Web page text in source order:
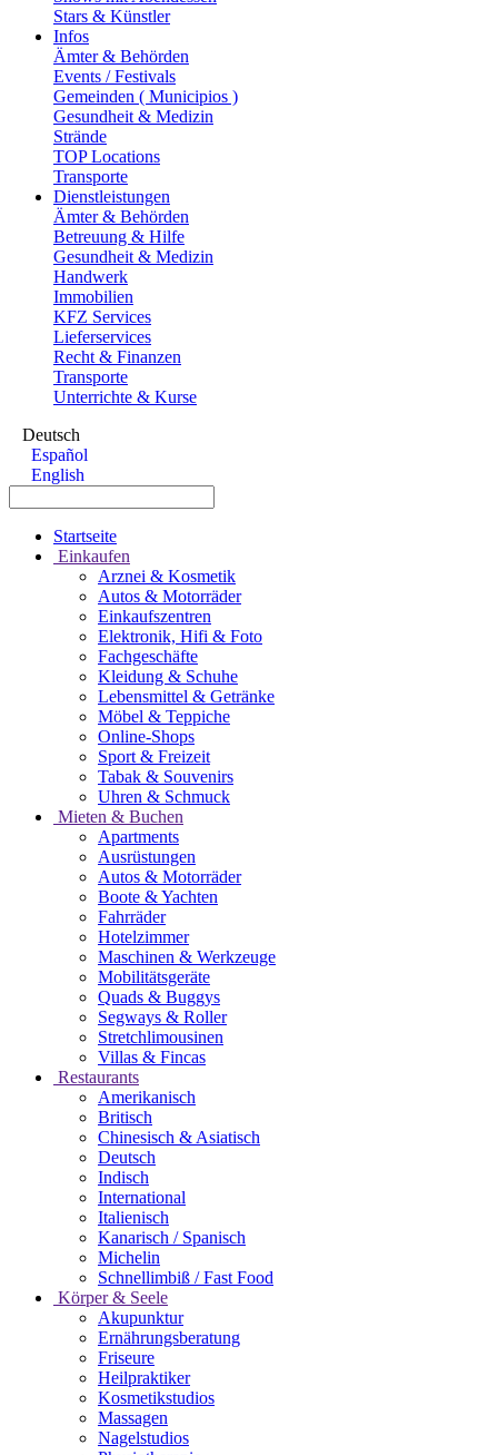
Stars & Künstler
Infos
Ämter & Behörden
Events / Festivals
Gemeinden ( Municipios )
Gesundheit & Medizin
Strände
TOP Locations
Transporte
Dienstleistungen
Ämter & Behörden
Betreuung & Hilfe
Gesundheit & Medizin
Handwerk
Immobilien
KFZ Services
Lieferservices
Recht & Finanzen
Transporte
Unterrichte & Kurse
Deutsch
Español
English
Startseite
Einkaufen
Arznei & Kosmetik
Autos & Motorräder
Einkaufszentren
Elektronik, Hifi & Foto
Fachgeschäfte
Kleidung & Schuhe
Lebensmittel & Getränke
Möbel & Teppiche
Online-Shops
Sport & Freizeit
Tabak & Souvenirs
Uhren & Schmuck
Mieten & Buchen
Apartments
Ausrüstungen
Autos & Motorräder
Boote & Yachten
Fahrräder
Hotelzimmer
Maschinen & Werkzeuge
Mobilitätsgeräte
Quads & Buggys
Segways & Roller
Stretchlimousinen
Villas & Fincas
Restaurants
Amerikanisch
Britisch
Chinesisch & Asiatisch
Deutsch
Indisch
International
Italienisch
Kanarisch / Spanisch
Michelin
Schnellimbiß / Fast Food
Körper & Seele
Akupunktur
Ernährungsberatung
Friseure
Heilpraktiker
Kosmetikstudios
Massagen
Nagelstudios